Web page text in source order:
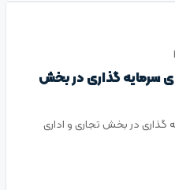
6، فرصتی برای سرمایه گذاری در بخش
سرمایه گذاری در بخش تجاری و اداری